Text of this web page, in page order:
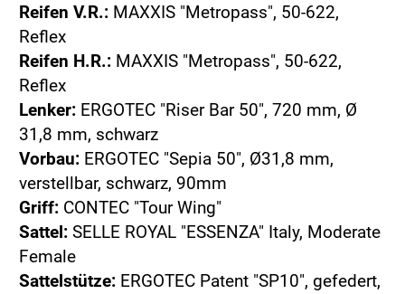
Reifen V.R.: MAXXIS "Metropass", 50-622,
Reflex
Reifen H.R.: MAXXIS "Metropass", 50-622,
Reflex
Lenker: ERGOTEC "Riser Bar 50", 720 mm, Ø
31,8 mm, schwarz
Vorbau: ERGOTEC "Sepia 50", Ø31,8 mm,
verstellbar, schwarz, 90mm
Griff: CONTEC "Tour Wing"
Sattel: SELLE ROYAL "ESSENZA" Italy, Moderate
Female
Sattelstütze: ERGOTEC Patent "SP10", gefedert,